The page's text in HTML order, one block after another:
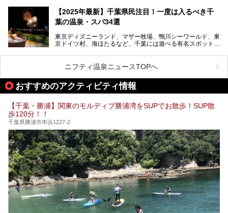
設備も天然温泉の露天風呂、サウナ、岩盤浴のほか、高濃度
炭酸泉、海の見えるお休み処や食事処、展望抜群の屋上ま
で、年代を問わずたっぷり楽しめます。
今回は人気のこの施設の中でも、特におススメしたい3つの
ポイントについて厳選してお届けします。読めばきっと、行
【2025年最新】千葉県民注目！一度は入るべき千
葉の温泉・スパ34選
東京ディズニーランド、マザー牧場、鴨川シーワールド、東
京ドイツ村、海ほたるなど、千葉には遊べる有名スポットが
県で生まれ、千葉県で育ち、つい最近まで千葉在住だった私
がお勧めする、一度は入るべき千葉の温泉・スパ34選をま
とめました。
ニフティ温泉ニュースTOPへ
おすすめのアクティビティ情報
【千葉・勝浦】関東のモルディブ勝浦湾をSUPでお散歩！SUP散
歩120分！！
千葉県勝浦市串浜1227-2